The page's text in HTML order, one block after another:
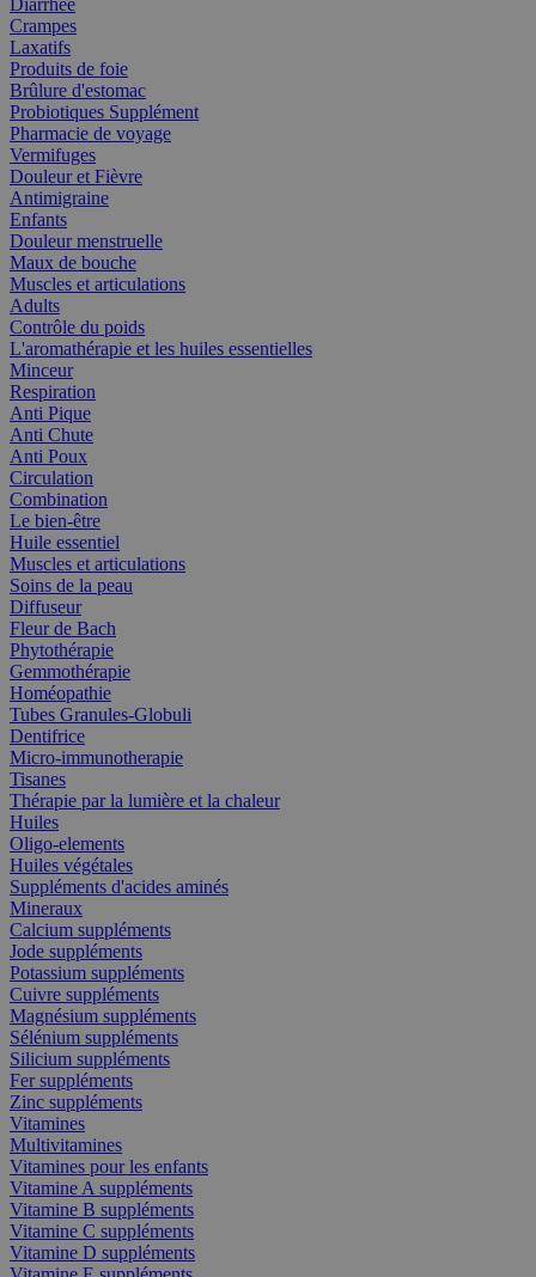
Diarrhée
Crampes
Laxatifs
Produits de foie
Brûlure d'estomac
Probiotiques Supplément
Pharmacie de voyage
Vermifuges
Douleur et Fièvre
Antimigraine
Enfants
Douleur menstruelle
Maux de bouche
Muscles et articulations
Adults
Contrôle du poids
L'aromathérapie et les huiles essentielles
Minceur
Respiration
Anti Pique
Anti Chute
Anti Poux
Circulation
Combination
Le bien-être
Huile essentiel
Muscles et articulations
Soins de la peau
Diffuseur
Fleur de Bach
Phytothérapie
Gemmothérapie
Homéopathie
Tubes Granules-Globuli
Dentifrice
Micro-immunotherapie
Tisanes
Thérapie par la lumière et la chaleur
Huiles
Oligo-elements
Huiles végétales
Suppléments d'acides aminés
Mineraux
Calcium suppléments
Jode suppléments
Potassium suppléments
Cuivre suppléments
Magnésium suppléments
Sélénium suppléments
Silicium suppléments
Fer suppléments
Zinc suppléments
Vitamines
Multivitamines
Vitamines pour les enfants
Vitamine A suppléments
Vitamine B suppléments
Vitamine C suppléments
Vitamine D suppléments